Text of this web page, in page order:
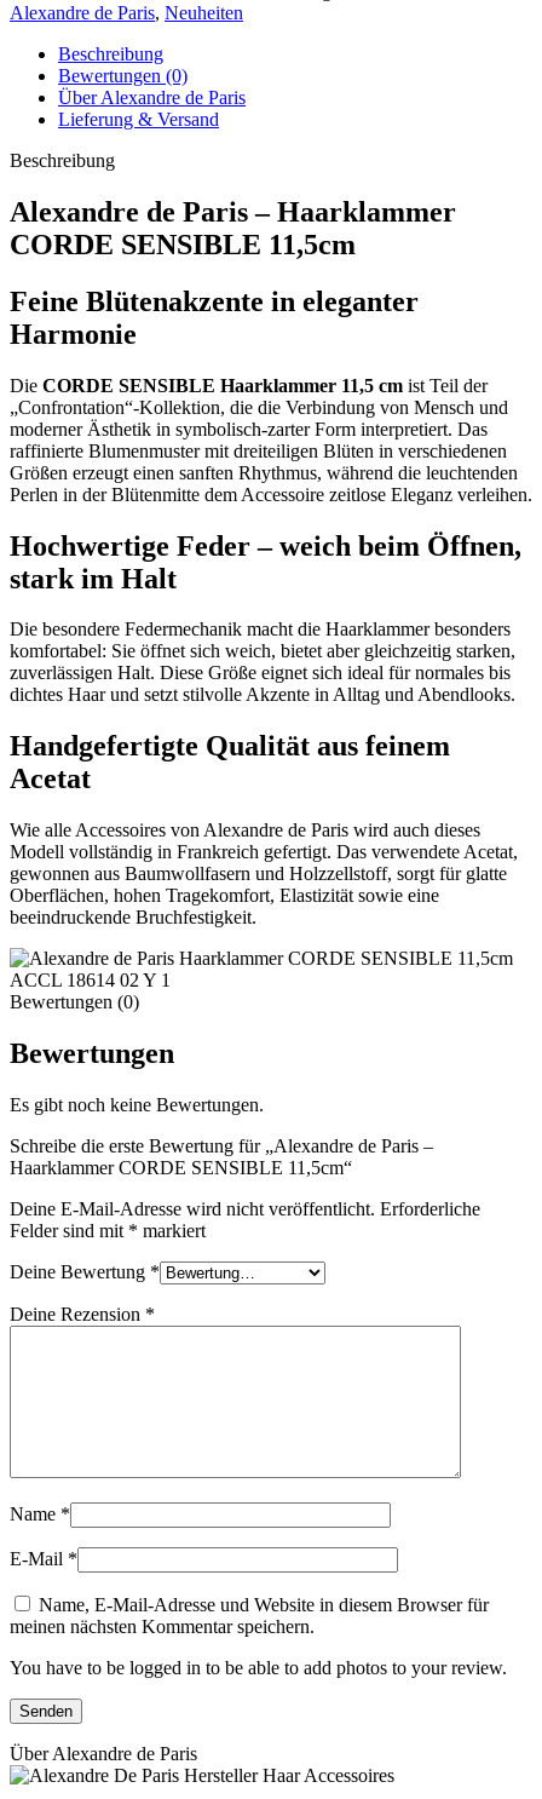
Alexandre de Paris, Neuheiten
Beschreibung
Bewertungen (0)
Über Alexandre de Paris
Lieferung & Versand
Beschreibung
Alexandre de Paris – Haarklammer
CORDE SENSIBLE 11,5cm
Feine Blütenakzente in eleganter
Harmonie
Die CORDE SENSIBLE Haarklammer 11,5 cm ist Teil der
„Confrontation“-Kollektion, die die Verbindung von Mensch und
moderner Ästhetik in symbolisch-zarter Form interpretiert. Das
raffinierte Blumenmuster mit dreiteiligen Blüten in verschiedenen
Größen erzeugt einen sanften Rhythmus, während die leuchtenden
Perlen in der Blütenmitte dem Accessoire zeitlose Eleganz verleihen.
Hochwertige Feder – weich beim Öffnen,
stark im Halt
Die besondere Federmechanik macht die Haarklammer besonders
komfortabel: Sie öffnet sich weich, bietet aber gleichzeitig starken,
zuverlässigen Halt. Diese Größe eignet sich ideal für normales bis
dichtes Haar und setzt stilvolle Akzente in Alltag und Abendlooks.
Handgefertigte Qualität aus feinem
Acetat
Wie alle Accessoires von Alexandre de Paris wird auch dieses
Modell vollständig in Frankreich gefertigt. Das verwendete Acetat,
gewonnen aus Baumwollfasern und Holzzellstoff, sorgt für glatte
Oberflächen, hohen Tragekomfort, Elastizität sowie eine
beeindruckende Bruchfestigkeit.
Bewertungen (0)
Bewertungen
Es gibt noch keine Bewertungen.
Schreibe die erste Bewertung für „Alexandre de Paris –
Haarklammer CORDE SENSIBLE 11,5cm“
Deine E-Mail-Adresse wird nicht veröffentlicht. Erforderliche
Felder sind mit * markiert
Deine Bewertung *
Deine Rezension *
Name *
E-Mail *
Name, E-Mail-Adresse und Website in diesem Browser für
meinen nächsten Kommentar speichern.
You have to be logged in to be able to add photos to your review.
Über Alexandre de Paris